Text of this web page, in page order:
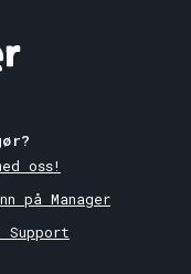
oss!
på Manager
Support